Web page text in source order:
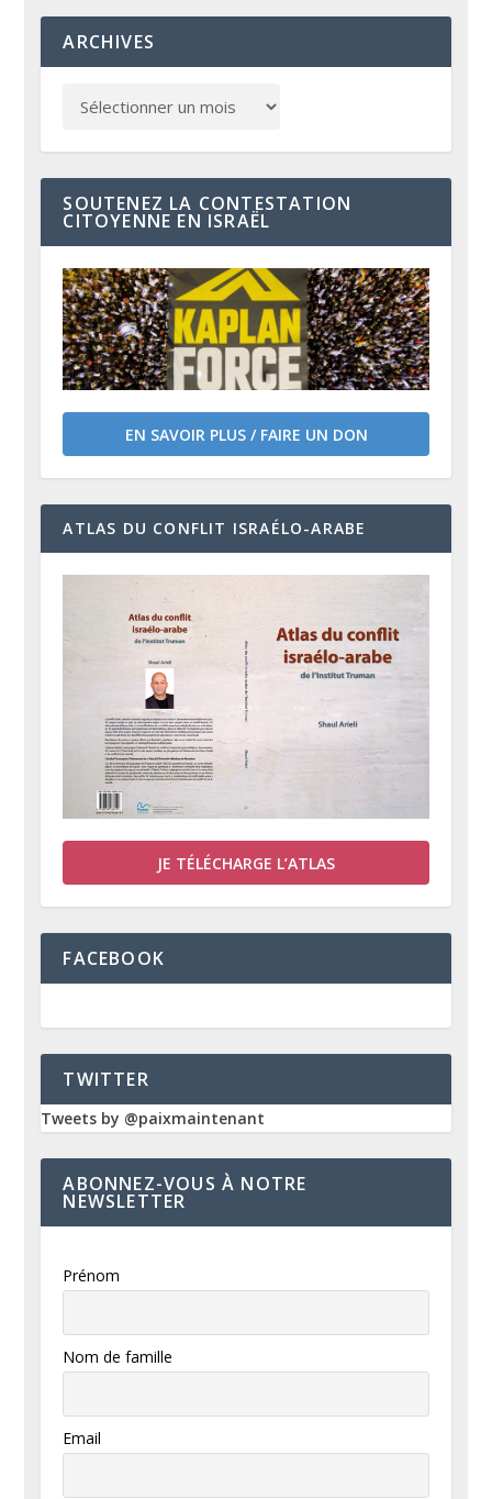
ARCHIVES
SOUTENEZ LA CONTESTATION
CITOYENNE EN ISRAËL
EN SAVOIR PLUS / FAIRE UN DON
ATLAS DU CONFLIT ISRAÉLO-ARABE
JE TÉLÉCHARGE L’ATLAS
FACEBOOK
TWITTER
Tweets by @paixmaintenant
ABONNEZ-VOUS À NOTRE
NEWSLETTER
Prénom
Nom de famille
Email